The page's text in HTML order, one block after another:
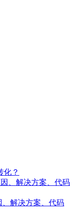
化？
、解决方案、代码
、解决方案、代码